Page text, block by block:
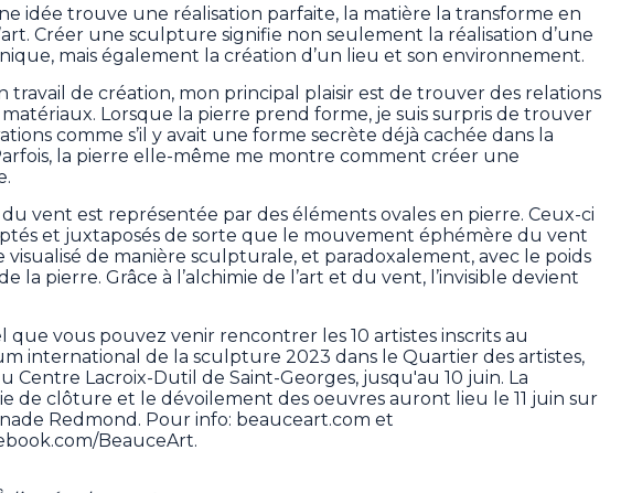
idée trouve une réalisation parfaite, la matière la transforme en
Créer une sculpture signifie non seulement la réalisation d’une
mais également la création d’un lieu et son environnement.
travail de création, mon principal plaisir est de trouver des relations
Lorsque la pierre prend forme, je suis surpris de trouver
comme s’il y avait une forme secrète déjà cachée dans la
la pierre elle-même me montre comment créer une
vent est représentée par des éléments ovales en pierre. Ceux-ci
et juxtaposés de sorte que le mouvement éphémère du vent
de manière sculpturale, et paradoxalement, avec le poids
la pierre. Grâce à l’alchimie de l’art et du vent, l’invisible devient
que vous pouvez venir rencontrer les 10 artistes inscrits au
international de la sculpture 2023 dans le Quartier des artistes,
Centre Lacroix-Dutil de Saint-Georges, jusqu'au 10 juin. La
de clôture et le dévoilement des oeuvres auront lieu le 11 juin sur
Redmond. Pour info: beauceart.com et
BeauceArt.